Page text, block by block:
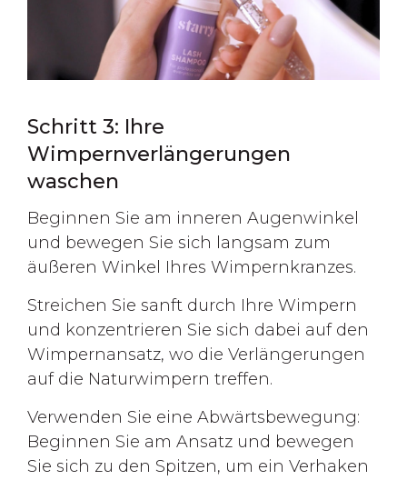
Schritt 3: Ihre
Wimpernverlängerungen
waschen
Beginnen Sie am inneren Augenwinkel
und bewegen Sie sich langsam zum
äußeren Winkel Ihres Wimpernkranzes.
Streichen Sie sanft durch Ihre Wimpern
und konzentrieren Sie sich dabei auf den
Wimpernansatz, wo die Verlängerungen
auf die Naturwimpern treffen.
Verwenden Sie eine Abwärtsbewegung:
Beginnen Sie am Ansatz und bewegen
Sie sich zu den Spitzen, um ein Verhaken